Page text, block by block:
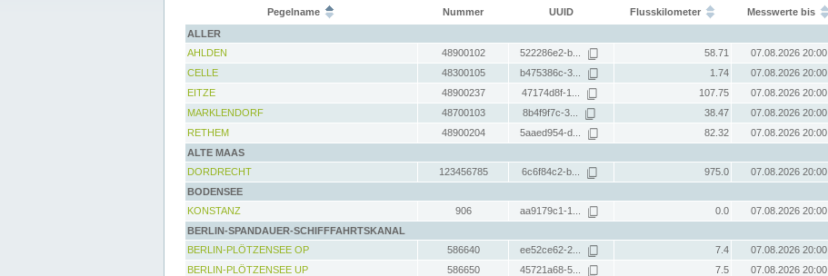
Pegelname Nummer UUID Flusskilometer Messwerte bis
ALLER
AHLDEN
48900102 522286e2-b... 58.71
07.08.2026 20:00
CELLE
48300105 b475386c-3... 1.74
07.08.2026 20:00
EITZE
48900237 47174d8f-1... 107.75
07.08.2026 20:00
MARKLENDORF
48700103 8b4f9f7c-3... 38.47
07.08.2026 20:00
RETHEM
48900204 5aaed954-d... 82.32
07.08.2026 20:00
ALTE MAAS
DORDRECHT
123456785 6c6f84c2-b... 975.0
07.08.2026 20:00
BODENSEE
KONSTANZ
906 aa9179c1-1... 0.0
07.08.2026 20:00
BERLIN-SPANDAUER-SCHIFFFAHRTSKANAL
BERLIN-PLÖTZENSEE OP
586640 ee52ce62-2... 7.4
07.08.2026 20:00
BERLIN-PLÖTZENSEE UP
586650 45721a68-5... 7.5
07.08.2026 20:00